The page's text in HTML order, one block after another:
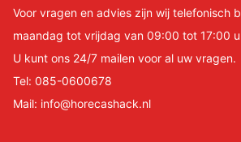
Voor vragen en advies zijn wij telefonisch
maandag tot vrijdag van 09:00 tot 17:00
U kunt ons 24/7 mailen voor al uw vragen.
Tel: 085-0600678
Mail: info@horecashack.nl